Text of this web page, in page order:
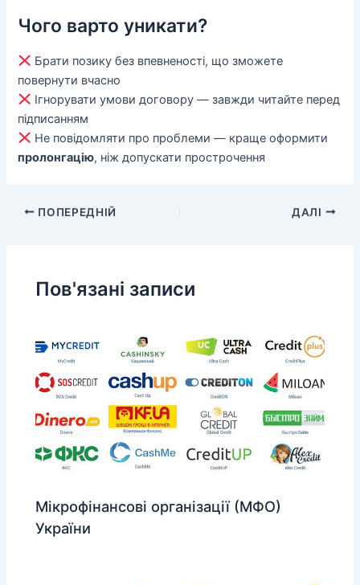
Чого варто уникати?
Брати позику без впевненості, що зможете
повернути вчасно
Ігнорувати умови договору — завжди читайте перед
підписанням
Не повідомляти про проблеми — краще оформити
пролонгацію, ніж допускати прострочення
ПОПЕРЕДНІЙ ДАЛІ
Пов'язані записи
Мікрофінансові організації (МФО)
України